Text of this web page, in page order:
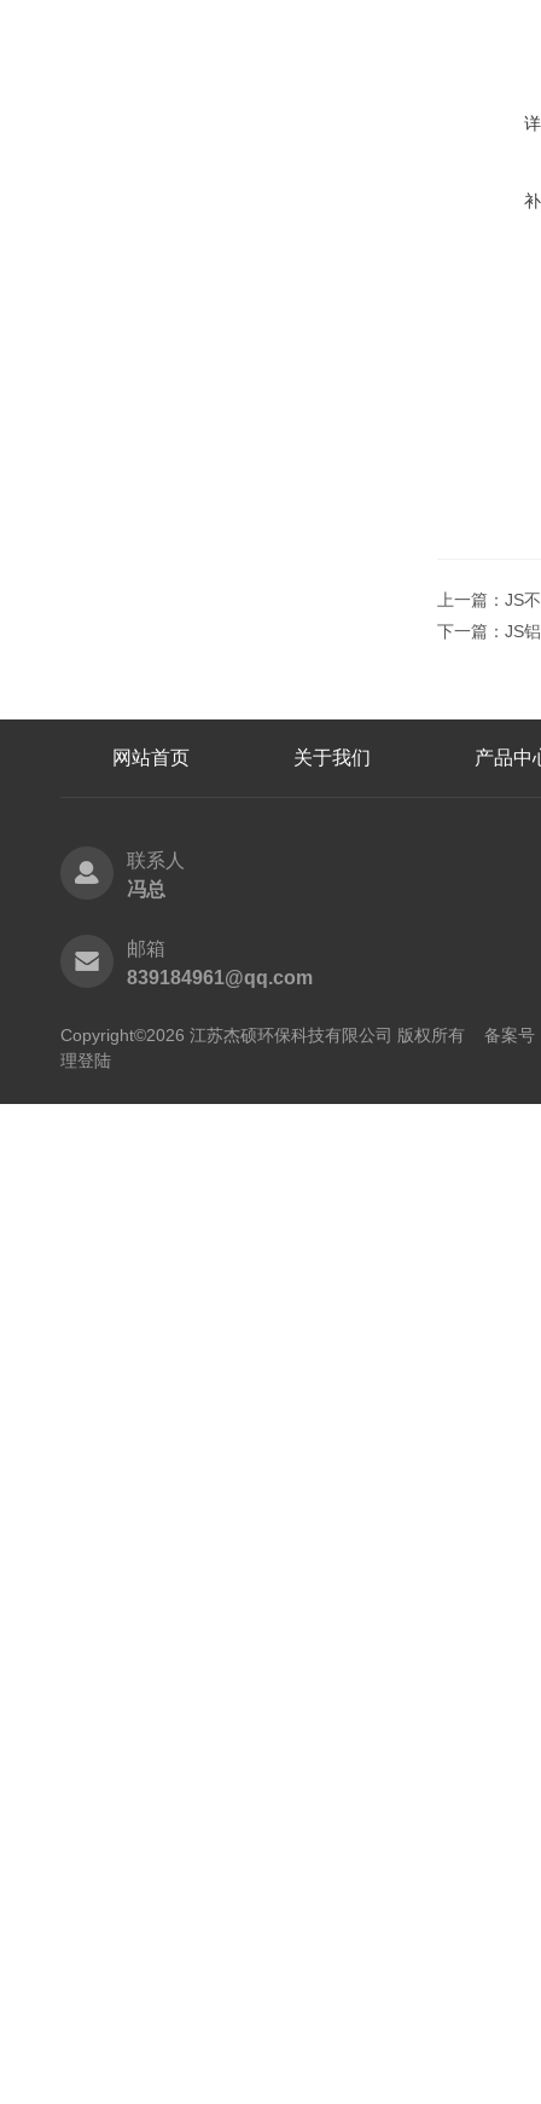
上一篇： JS
下一篇： JS
网站首页 关于我们 产品中
联系人
冯总
邮箱
839184961@qq.com
Copyright©2026 江苏杰硕环保科技有限公司 版权所有 备案号
理登陆